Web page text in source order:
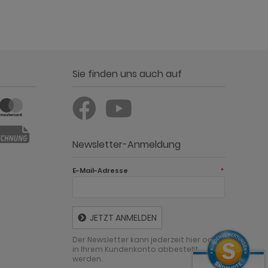
Sie finden uns auch auf
Newsletter-Anmeldung
E-Mail-Adresse *
JETZT ANMELDEN
Der Newsletter kann jederzeit hier oder
in Ihrem Kundenkonto abbestellt
werden.